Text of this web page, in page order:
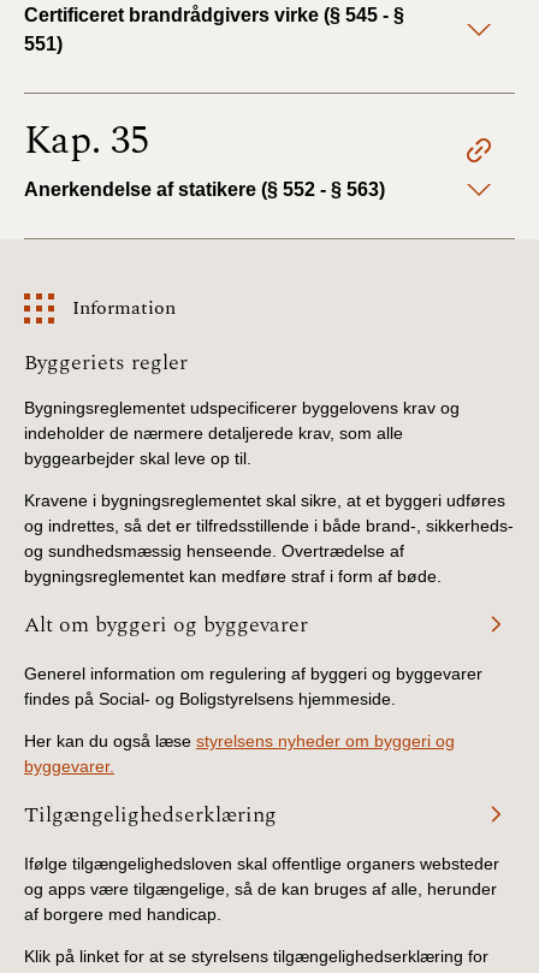
Certificeret brandrådgivers virke (§ 545 - §
551)
Kap. 35
Anerkendelse af statikere (§ 552 - § 563)
Information
Information
Byggeriets regler
Bygningsreglementet udspecificerer byggelovens krav og
indeholder de nærmere detaljerede krav, som alle
byggearbejder skal leve op til.
Kravene i bygningsreglementet skal sikre, at et byggeri udføres
og indrettes, så det er tilfredsstillende i både brand-, sikkerheds-
og sundhedsmæssig henseende. Overtrædelse af
bygningsreglementet kan medføre straf i form af bøde.
Alt om byggeri og byggevarer
Generel information om regulering af byggeri og byggevarer
findes på Social- og Boligstyrelsens hjemmeside.
Her kan du også læse styrelsens nyheder om byggeri og
byggevarer.
Tilgængelighedserklæring
Ifølge tilgængelighedsloven skal offentlige organers websteder
og apps være tilgængelige, så de kan bruges af alle, herunder
af borgere med handicap.
Klik på linket for at se styrelsens tilgængelighedserklæring for